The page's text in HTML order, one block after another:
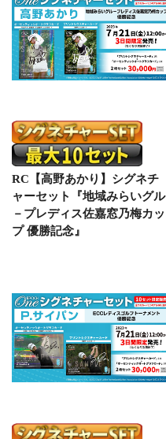
RC【高野あかり】シグネチ
ャーセット『地域みらいグル
－プレディス佐嘉窓乃梅カッ
プ 優勝記念』